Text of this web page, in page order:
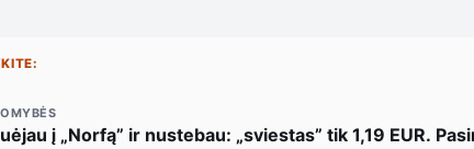
į „Norfą” ir nustebau: „sviestas” tik 1,19 EUR.